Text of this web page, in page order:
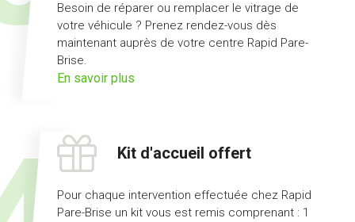
Besoin de réparer ou remplacer le vitrage de
votre véhicule ? Prenez rendez-vous dès
maintenant auprès de votre centre Rapid Pare-
Brise.
En savoir plus
de
Kit d'accueil offert
Pour chaque intervention effectuée chez Rapid
Pare-Brise un kit vous est remis comprenant : 1